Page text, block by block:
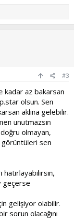
#3
kadar az bakarsan
olsun. Sen
aklına gelebilir.
unutmazsın
olmayan,
görüntüleri sen
hatırlayabilirsin,
geçerse
gelişiyor olabilir.
sorun olacağını